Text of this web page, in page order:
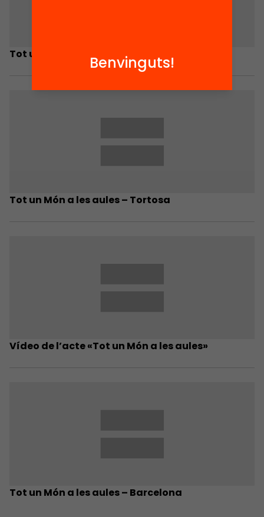
Tot un Món a les aules – Lleida
Tot un Món a les aules – Tortosa
Vídeo de l’acte «Tot un Món a les aules»
Tot un Món a les aules – Barcelona
Benvinguts!